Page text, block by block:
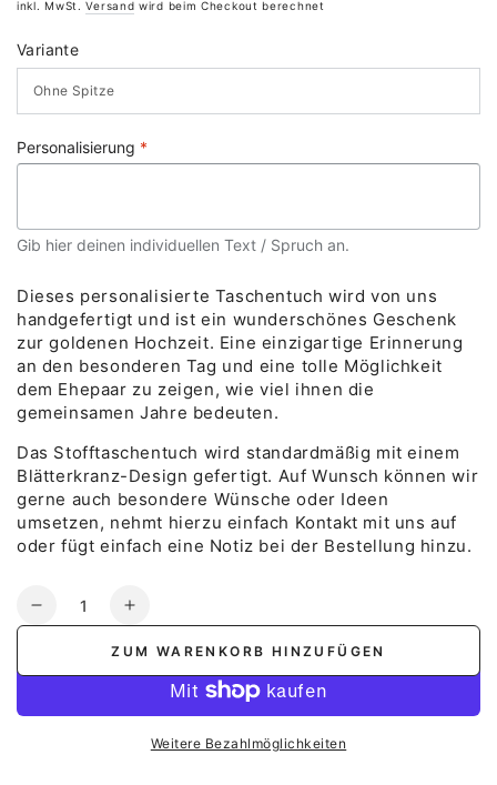
inkl. MwSt.Versand wird beim Checkout berechnet
Variante
Personalisierung *
Gib hier deinen individuellen Text / Spruch an.
Dieses personalisierte Taschentuch wird von uns
handgefertigt und ist ein wunderschönes Geschenk
zur goldenen Hochzeit. Eine einzigartige Erinnerung
an den besonderen Tag und eine tolle Möglichkeit
dem Ehepaar zu zeigen, wie viel ihnen die
gemeinsamen Jahre bedeuten.
Das Stofftaschentuch wird standardmäßig mit einem
Blätterkranz-Design gefertigt. Auf Wunsch können wir
gerne auch besondere Wünsche oder Ideen
umsetzen, nehmt hierzu einfach Kontakt mit uns auf
oder fügt einfach eine Notiz bei der Bestellung hinzu.
Anzahl
Verringere Erhöhe
Menge
Stofftaschentuch
goldenen
ZUM WARENKORB HINZUFÜGEN
Weitere Bezahlmöglichkeiten